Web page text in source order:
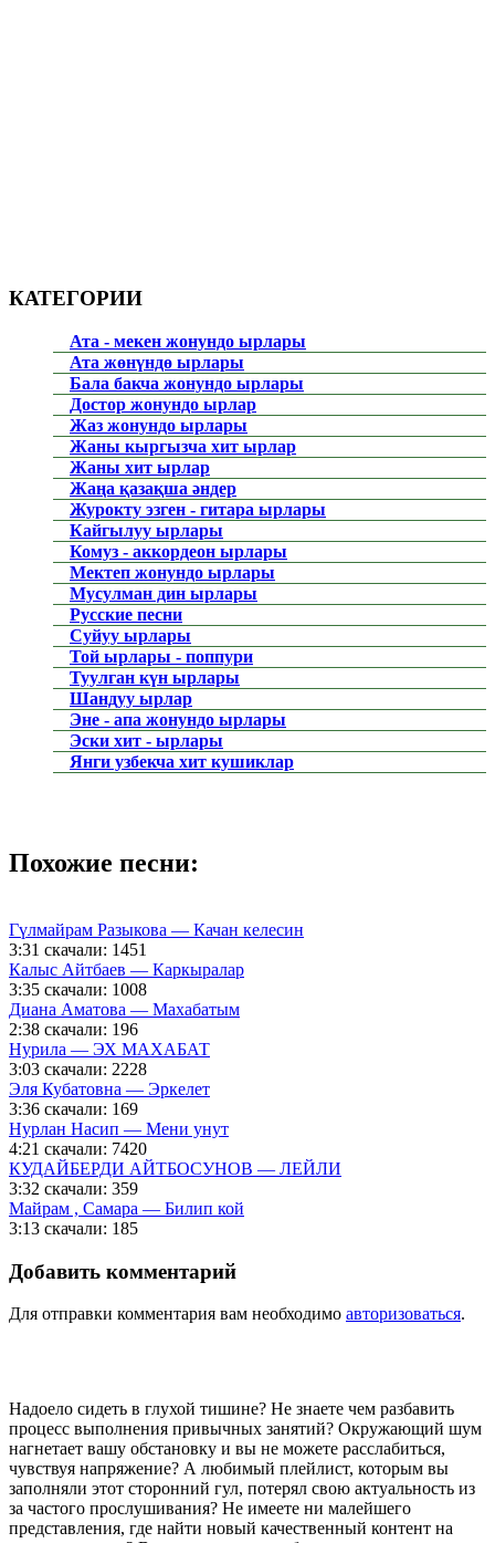
КАТЕГОРИИ
Ата - мекен жонундо ырлары
Ата жөнүндө ырлары
Бала бакча жонундо ырлары
Достор жонундо ырлар
Жаз жонундо ырлары
Жаны кыргызча хит ырлар
Жаны хит ырлар
Жаңа қазақша әндер
Журокту эзген - гитара ырлары
Кайгылуу ырлары
Комуз - аккордеон ырлары
Мектеп жонундо ырлары
Мусулман дин ырлары
Русские песни
Суйуу ырлары
Той ырлары - поппури
Туулган күн ырлары
Шандуу ырлар
Эне - апа жонундо ырлары
Эски хит - ырлары
Янги узбекча хит кушиклар
Похожие песни:
Гүлмайрам Разыкова — Качан келесин
3:31 скачали: 1451
Калыс Айтбаев — Каркыралар
3:35 скачали: 1008
Диана Аматова — Махабатым
2:38 скачали: 196
Нурила — ЭХ МАХАБАТ
3:03 скачали: 2228
Эля Кубатовна — Эркелет
3:36 скачали: 169
Нурлан Насип — Мени унут
4:21 скачали: 7420
КУДАЙБЕРДИ АЙТБОСУНОВ — ЛЕЙЛИ
3:32 скачали: 359
Майрам , Самара — Билип кой
3:13 скачали: 185
Добавить комментарий
Для отправки комментария вам необходимо авторизоваться.
Надоело сидеть в глухой тишине? Не знаете чем разбавить
процесс выполнения привычных занятий? Окружающий шум
нагнетает вашу обстановку и вы не можете расслабиться,
чувствуя напряжение? А любимый плейлист, которым вы
заполняли этот сторонний гул, потерял свою актуальность из
за частого прослушивания? Не имеете ни малейшего
представления, где найти новый качественный контент на